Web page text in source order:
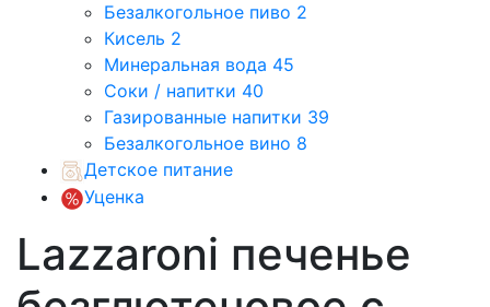
Безалкогольное пиво 2
Кисель 2
Минеральная вода 45
Соки / напитки 40
Газированные напитки 39
Безалкогольное вино 8
Детское питание
Уценка
Lazzaroni печенье